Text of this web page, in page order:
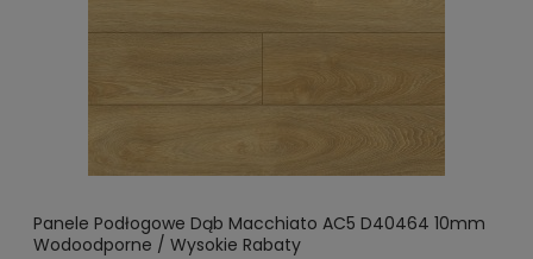
Panele Podłogowe Dąb Macchiato AC5 D40464 10mm
Wodoodporne / Wysokie Rabaty